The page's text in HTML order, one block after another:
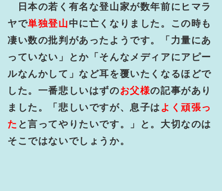
日本の若く有名な登山家が数年前にヒマラ
ヤで単独登山中に亡くなりました。この時も
凄い数の批判があったようです。「力量にあ
っていない」とか「そんなメディアにアピー
ルなんかして」など耳を覆いたくなるほどで
した。一番悲しいはずのお父様の記事があり
ました。「悲しいですが、息子は よく頑張っ
た と言ってやりたいです。」と。大切なのは
そこではないでしょうか。